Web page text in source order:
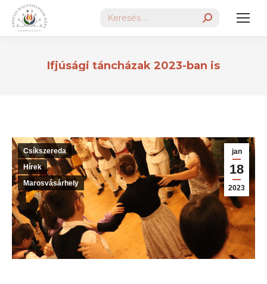
Search:
Ifjúsági táncházak 2023-ban is
jan
18
2023
Csíkszereda
Hírek
Marosvásárhely